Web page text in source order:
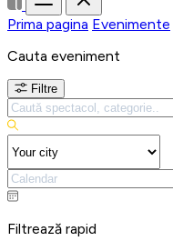
Prima pagina Evenimente
Cauta eveniment
Filtre
Filtrează rapid